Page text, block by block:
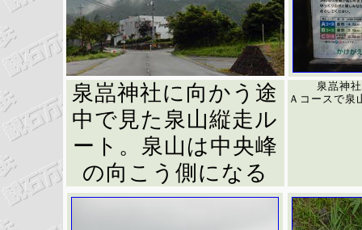
泉嵓神社に向かう途
中で見た泉山縦走ル
ート。泉山は中央峰
の向こう側になる
泉嵓神
Ａコースで泉